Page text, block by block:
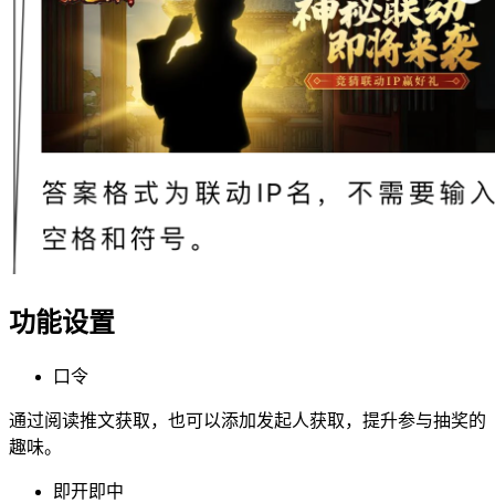
功能设置
口令
通过阅读推文获取，也可以添加发起人获取，提升参与抽奖的
趣味。
即开即中